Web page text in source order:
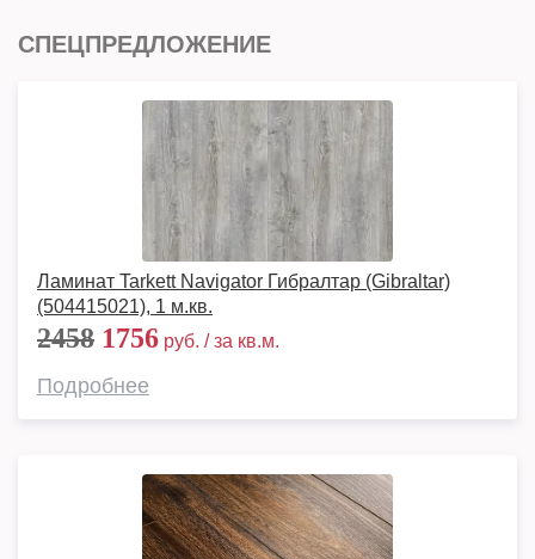
СПЕЦПРЕДЛОЖЕНИЕ
Ламинат Tarkett Navigator Гибралтар (Gibraltar)
(504415021), 1 м.кв.
2458 1756 руб. / за кв.м.
Подробнее